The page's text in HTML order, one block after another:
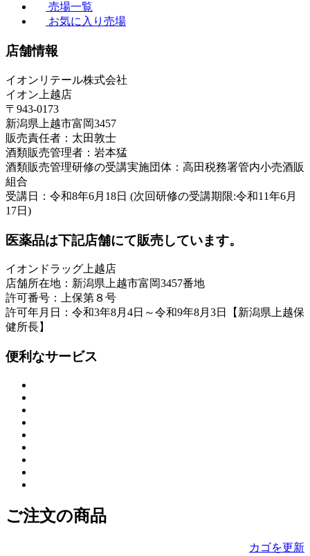
売場一覧
お気に入り売場
店舗情報
イオンリテール株式会社
イオン上越店
〒943-0173
新潟県上越市富岡3457
販売責任者：太田敦士
酒類販売管理者：岩本猛
酒類販売管理研修の受講実施団体：高田税務署管内小売酒販
組合
受講日：令和8年6月18日 (次回研修の受講期限:令和11年6月
17日)
医薬品は下記店舗にて販売しています。
イオンドラッグ上越店
店舗所在地：新潟県上越市富岡3457番地
許可番号：上保第８号
許可年月日：令和3年8月4日～令和9年8月3日【新潟県上越保
健所長】
便利なサービス
ご注文の商品
カゴを更新